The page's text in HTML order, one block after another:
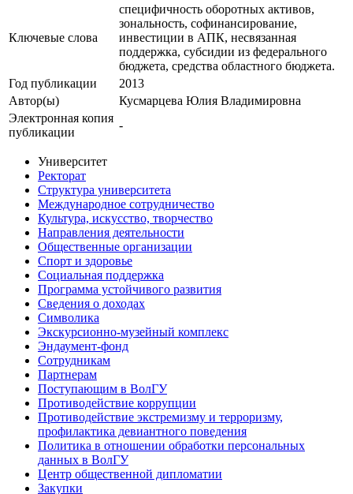
Ключевые cлова
специфичность оборотных активов,
зональность, софинансирование,
инвестиции в АПК, несвязанная
поддержка, субсидии из федерального
бюджета, средства областного бюджета.
Год публикации
2013
Автор(ы)
Кусмарцева Юлия Владимировна
Электронная копия
публикации
-
Университет
Ректорат
Структура университета
Международное сотрудничество
Культура, искусство, творчество
Направления деятельности
Общественные организации
Спорт и здоровье
Социальная поддержка
Программа устойчивого развития
Сведения о доходах
Символика
Экскурсионно-музейный комплекс
Эндаумент-фонд
Сотрудникам
Партнерам
Поступающим в ВолГУ
Противодействие коррупции
Противодействие экстремизму и терроризму,
профилактика девиантного поведения
Политика в отношении обработки персональных
данных в ВолГУ
Центр общественной дипломатии
Закупки